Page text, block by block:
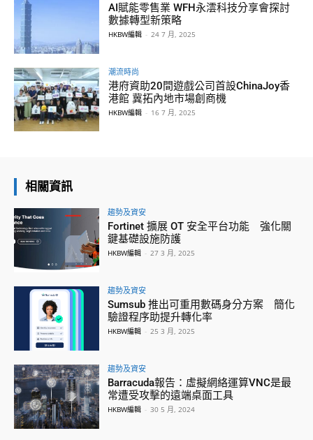
AI賦能零售業 WFH永澐科技分享會探討
數據轉型新策略
HKBW編輯 - 24 7 月, 2025
潮流時尚
港府資助20間遊戲公司首設ChinaJoy香
港館 冀拓內地市場創商機
HKBW編輯 - 16 7 月, 2025
相關資訊
趨勢及資安
Fortinet 擴展 OT 安全平台功能 強化關
鍵基礎設施防護
HKBW編輯 - 27 3 月, 2025
趨勢及資安
Sumsub 推出可重用數碼身分方案 簡化
驗證程序助提升轉化率
HKBW編輯 - 25 3 月, 2025
趨勢及資安
Barracuda報告：虛擬網絡運算VNC是最
常遭受攻擊的遠端桌面工具
HKBW編輯 - 30 5 月, 2024